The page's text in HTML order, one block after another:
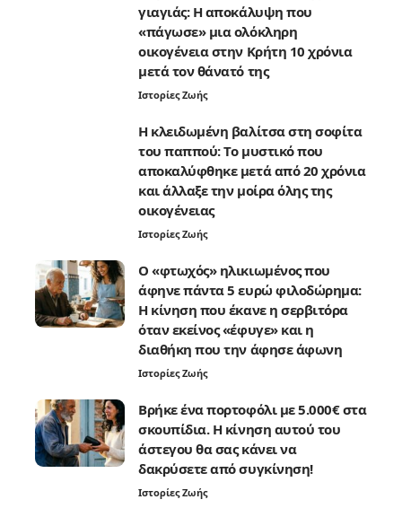
γιαγιάς: Η αποκάλυψη που
«πάγωσε» μια ολόκληρη
οικογένεια στην Κρήτη 10 χρόνια
μετά τον θάνατό της
Ιστορίες Ζωής
Η κλειδωμένη βαλίτσα στη σοφίτα
του παππού: Το μυστικό που
αποκαλύφθηκε μετά από 20 χρόνια
και άλλαξε την μοίρα όλης της
οικογένειας
Ιστορίες Ζωής
Ο «φτωχός» ηλικιωμένος που
άφηνε πάντα 5 ευρώ φιλοδώρημα:
Η κίνηση που έκανε η σερβιτόρα
όταν εκείνος «έφυγε» και η
διαθήκη που την άφησε άφωνη
Ιστορίες Ζωής
Βρήκε ένα πορτοφόλι με 5.000€ στα
σκουπίδια. Η κίνηση αυτού του
άστεγου θα σας κάνει να
δακρύσετε από συγκίνηση!
Ιστορίες Ζωής